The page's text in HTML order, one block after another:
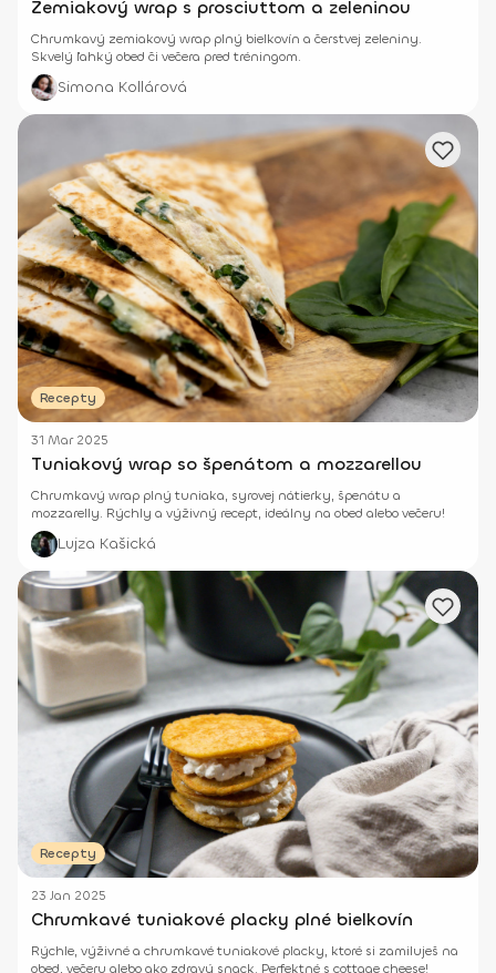
Zemiakový wrap s prosciuttom a zeleninou
Chrumkavý zemiakový wrap plný bielkovín a čerstvej zeleniny.
Skvelý ľahký obed či večera pred tréningom.
Simona Kollárová
Recepty
31 Mar 2025
Tuniakový wrap so špenátom a mozzarellou
Chrumkavý wrap plný tuniaka, syrovej nátierky, špenátu a
mozzarelly. Rýchly a výživný recept, ideálny na obed alebo večeru!
Lujza Kašická
Recepty
23 Jan 2025
Chrumkavé tuniakové placky plné bielkovín
Rýchle, výživné a chrumkavé tuniakové placky, ktoré si zamiluješ na
obed, večeru alebo ako zdravý snack. Perfektné s cottage cheese!